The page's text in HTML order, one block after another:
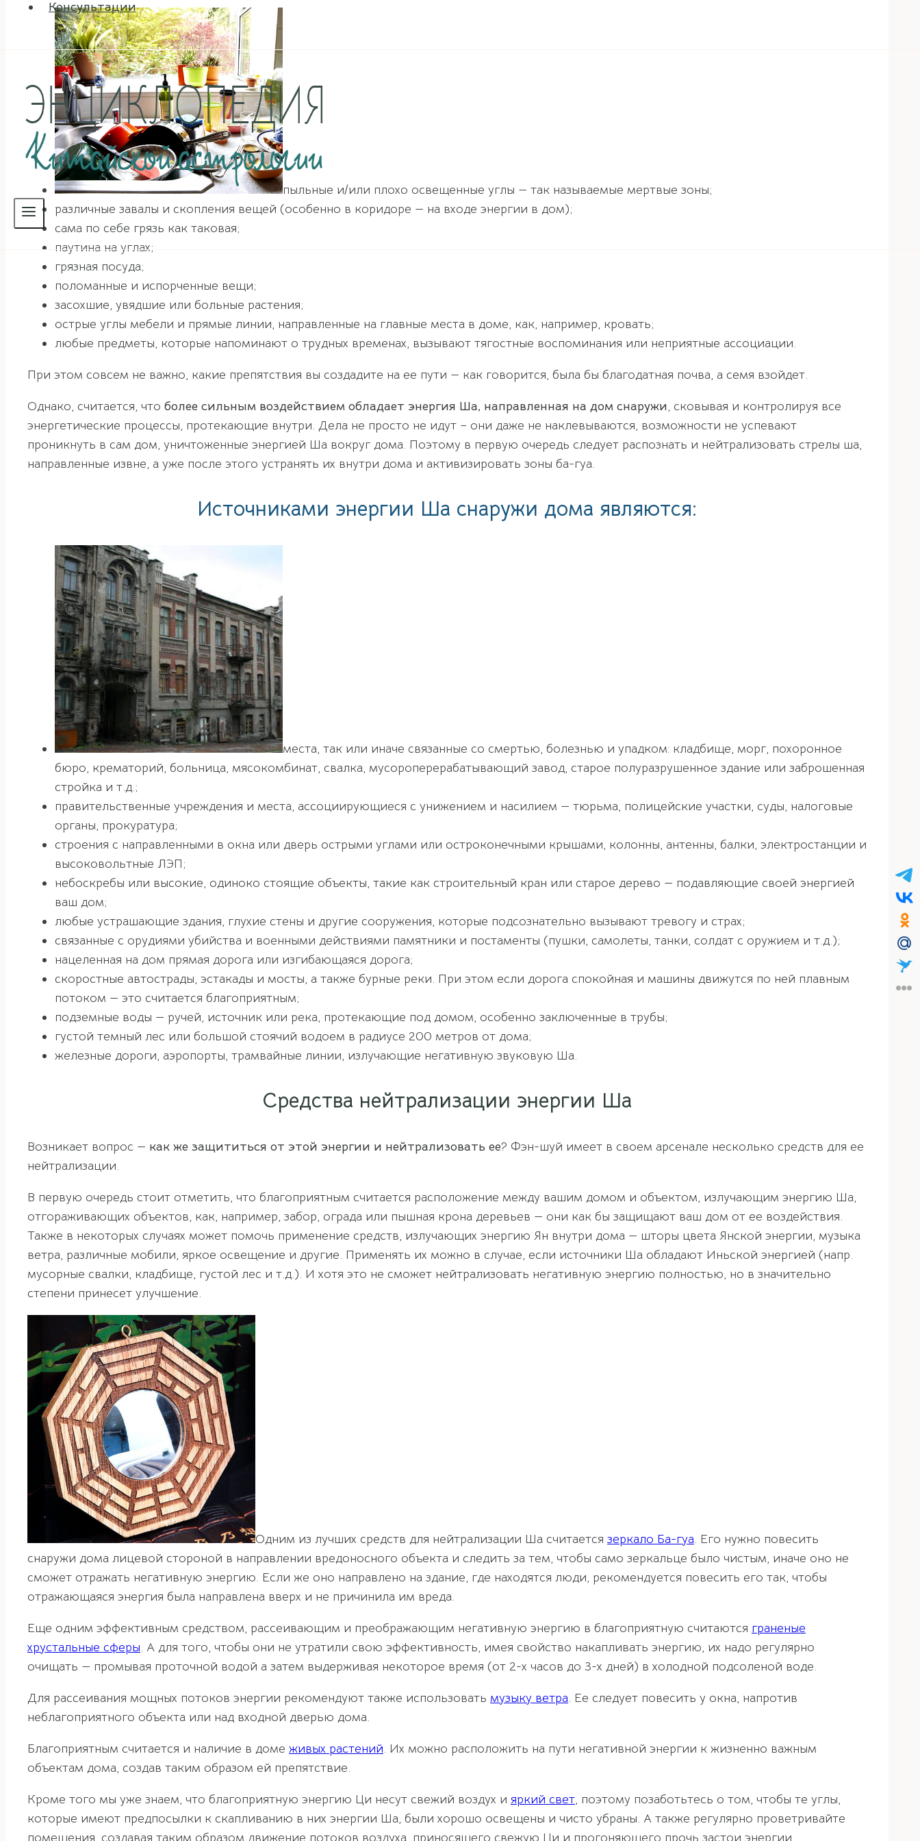
Консультации
пыльные и/или плохо освещенные углы — так называемые мертвые зоны;
различные завалы и скопления вещей (особенно в коридоре — на входе энергии в дом);
сама по себе грязь как таковая;
паутина на углах;
грязная посуда;
поломанные и испорченные вещи;
засохшие, увядшие или больные растения;
острые углы мебели и прямые линии, направленные на главные места в доме, как, например, кровать;
любые предметы, которые напоминают о трудных временах, вызывают тягостные воспоминания или неприятные ассоциации.
При этом совсем не важно, какие препятствия вы создадите на ее пути — как говорится, была бы благодатная почва, а семя взойдет.
Однако, считается, что более сильным воздействием обладает энергия Ша, направленная на дом снаружи, сковывая и контролируя все
энергетические процессы, протекающие внутри. Дела не просто не идут – они даже не наклевываются, возможности не успевают
проникнуть в сам дом, уничтоженные энергией Ша вокруг дома. Поэтому в первую очередь следует распознать и нейтрализовать стрелы ша,
направленные извне, а уже после этого устранять их внутри дома и активизировать зоны ба-гуа.
Источниками энергии Ша снаружи дома являются:
места, так или иначе связанные со смертью, болезнью и упадком: кладбище, морг, похоронное
бюро, крематорий, больница, мясокомбинат, свалка, мусороперерабатывающий завод, старое полуразрушенное здание или заброшенная
стройка и т.д.;
правительственные учреждения и места, ассоциирующиеся с унижением и насилием — тюрьма, полицейские участки, суды, налоговые
органы, прокуратура;
строения с направленными в окна или дверь острыми углами или остроконечными крышами, колонны, антенны, балки, электростанции и
высоковольтные ЛЭП;
небоскребы или высокие, одиноко стоящие объекты, такие как строительный кран или старое дерево — подавляющие своей энергией
ваш дом;
любые устрашающие здания, глухие стены и другие сооружения, которые подсознательно вызывают тревогу и страх;
связанные с орудиями убийства и военными действиями памятники и постаменты (пушки, самолеты, танки, солдат с оружием и т.д.);
нацеленная на дом прямая дорога или изгибающаяся дорога;
скоростные автострады, эстакады и мосты, а также бурные реки. При этом если дорога спокойная и машины движутся по ней плавным
потоком — это считается благоприятным;
подземные воды — ручей, источник или река, протекающие под домом, особенно заключенные в трубы;
густой темный лес или большой стоячий водоем в радиусе 200 метров от дома;
железные дороги, аэропорты, трамвайные линии, излучающие негативную звуковую Ша.
Средства нейтрализации энергии Ша
Возникает вопрос — как же защититься от этой энергии и нейтрализовать ее? Фэн-шуй имеет в своем арсенале несколько средств для ее
нейтрализации.
В первую очередь стоит отметить, что благоприятным считается расположение между вашим домом и объектом, излучающим энергию Ша,
отгораживающих объектов, как, например, забор, ограда или пышная крона деревьев — они как бы защищают ваш дом от ее воздействия.
Также в некоторых случаях может помочь применение средств, излучающих энергию Ян внутри дома — шторы цвета Янской энергии, музыка
ветра, различные мобили, яркое освещение и другие. Применять их можно в случае, если источники Ша обладают Иньской энергией (напр.
мусорные свалки, кладбище, густой лес и т.д.). И хотя это не сможет нейтрализовать негативную энергию полностью, но в значительно
степени принесет улучшение.
Одним из лучших средств для нейтрализации Ша считается зеркало Ба-гуа. Его нужно повесить
снаружи дома лицевой стороной в направлении вредоносного объекта и следить за тем, чтобы само зеркальце было чистым, иначе оно не
сможет отражать негативную энергию. Если же оно направлено на здание, где находятся люди, рекомендуется повесить его так, чтобы
отражающаяся энергия была направлена вверх и не причинила им вреда.
Еще одним эффективным средством, рассеивающим и преображающим негативную энергию в благоприятную считаются граненые
хрустальные сферы. А для того, чтобы они не утратили свою эффективность, имея свойство накапливать энергию, их надо регулярно
очищать — промывая проточной водой а затем выдерживая некоторое время (от 2-х часов до 3-х дней) в холодной подсоленой воде.
Для рассеивания мощных потоков энергии рекомендуют также использовать музыку ветра. Ее следует повесить у окна, напротив
неблагоприятного объекта или над входной дверью дома.
Благоприятным считается и наличие в доме живых растений. Их можно расположить на пути негативной энергии к жизненно важным
объектам дома, создав таким образом ей препятствие.
Кроме того мы уже знаем, что благоприятную энергию Ци несут свежий воздух и яркий свет, поэтому позаботьтесь о том, чтобы те углы,
которые имеют предпосылки к скапливанию в них энергии Ша, были хорошо освещены и чисто убраны. А также регулярно проветривайте
помещения, создавая таким образом движение потоков воздуха, приносящего свежую Ци и прогоняющего прочь застои энергии.